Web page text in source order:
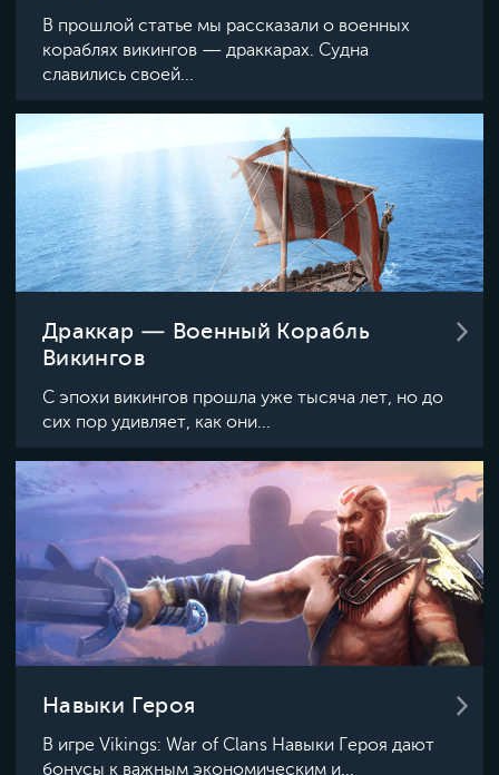
В прошлой статье мы рассказали о военных
кораблях викингов — драккарах. Судна
славились своей...
Драккар — Военный Корабль
Викингов
С эпохи викингов прошла уже тысяча лет, но до
сих пор удивляет, как они...
Навыки Героя
В игре Vikings: War of Clans Навыки Героя дают
бонусы к важным экономическим и...